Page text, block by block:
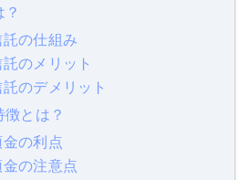
の仕組み
のメリット
のデメリット
とは？
の利点
の注意点